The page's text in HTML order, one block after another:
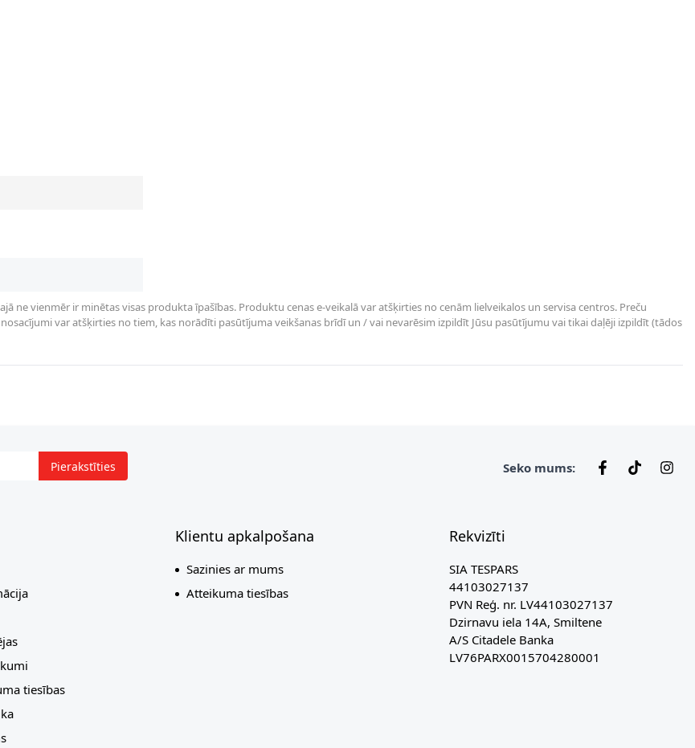
ne vienmēr ir minētas visas produkta īpašības. Produktu cenas e-veikalā var atšķirties no cenām lielveikalos un servisa centros. Preču
var atšķirties no tiem, kas norādīti pasūtījuma veikšanas brīdī un / vai nevarēsim izpildīt Jūsu pasūtījumu vai tikai daļēji izpildīt (tādos
Pierakstīties Seko mums:
tiesības
Klientu apkalpošana
Sazinies ar mums
Atteikuma tiesības
Rekvizīti
SIA TESPARS
44103027137
PVN Reģ. nr. LV44103027137
Dzirnavu iela 14A, Smiltene
A/S Citadele Banka
LV76PARX0015704280001